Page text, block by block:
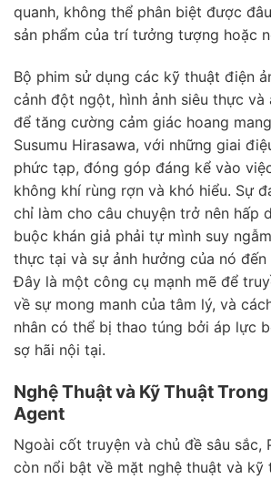
quanh, không thể phân biệt được
sản phẩm của trí tưởng tượng hoặc
Bộ phim sử dụng các kỹ thuật điện
cảnh đột ngột, hình ảnh siêu thực và
để tăng cường cảm giác hoang
Susumu Hirasawa, với những giai
phức tạp, đóng góp đáng kể vào
không khí rùng rợn và khó hiểu. Sự
chỉ làm cho câu chuyện trở nên hấp
buộc khán giả phải tự mình suy
thực tại và sự ảnh hưởng của nó
Đây là một công cụ mạnh mẽ để
về sự mong manh của tâm lý, và
nhân có thể bị thao túng bởi áp lực
sợ hãi nội tại.
Nghệ Thuật và Kỹ Thuật
Agent
Ngoài cốt truyện và chủ đề sâu sắc,
còn nổi bật về mặt nghệ thuật và kỹ